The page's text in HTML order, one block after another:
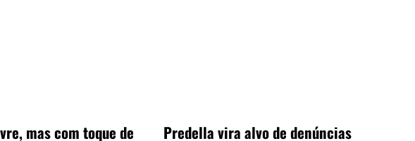
mas com toque de Predella vira alvo de denúncias